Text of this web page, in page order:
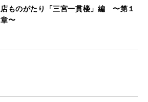
店ものがたり「三宮一貫楼」編 〜第１
章〜